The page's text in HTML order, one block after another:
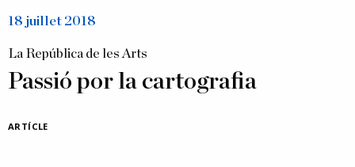
18 juillet 2018
La República de les Arts
Passió por la cartografia
ARTÍCLE